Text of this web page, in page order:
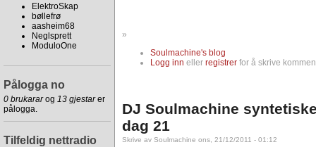
ElektroSkap
bøllefrø
aasheim68
Neglsprett
ModuloOne
Pålogga no
0 brukararog 13 gjestarer
pålogga.
Tilfeldig nettradio
»
Soulmachine's blog
Logg inn eller registrer for å skrive
DJ Soulmachine
dag 21
Skrive av Soulmachine ons, 21/12/2011 - 01:12